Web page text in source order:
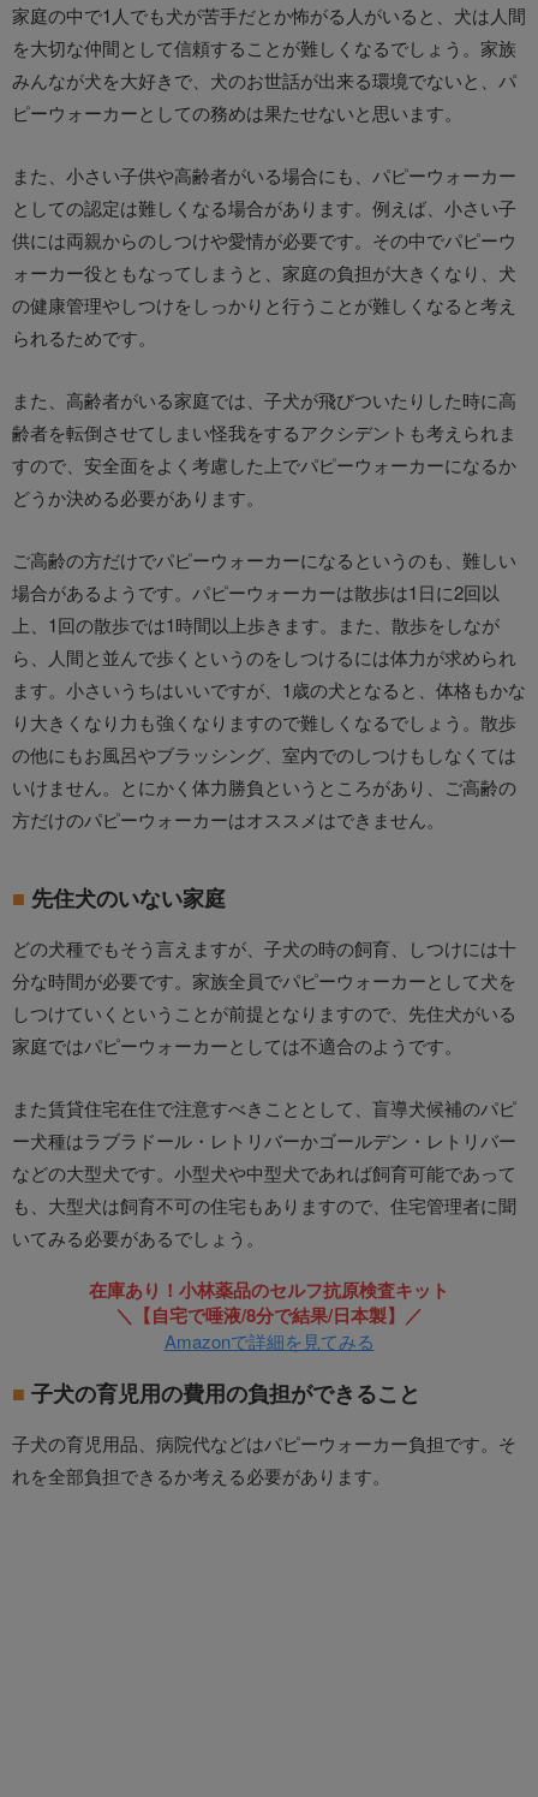
家庭の中で1人でも犬が苦手だとか怖がる人がいると、犬は人間
を大切な仲間として信頼することが難しくなるでしょう。家族
みんなが犬を大好きで、犬のお世話が出来る環境でないと、パ
ピーウォーカーとしての務めは果たせないと思います。
また、小さい子供や高齢者がいる場合にも、パピーウォーカー
としての認定は難しくなる場合があります。例えば、小さい子
供には両親からのしつけや愛情が必要です。その中でパピーウ
ォーカー役ともなってしまうと、家庭の負担が大きくなり、犬
の健康管理やしつけをしっかりと行うことが難しくなると考え
られるためです。
また、高齢者がいる家庭では、子犬が飛びついたりした時に高
齢者を転倒させてしまい怪我をするアクシデントも考えられま
すので、安全面をよく考慮した上でパピーウォーカーになるか
どうか決める必要があります。
ご高齢の方だけでパピーウォーカーになるというのも、難しい
場合があるようです。パピーウォーカーは散歩は1日に2回以
上、1回の散歩では1時間以上歩きます。また、散歩をしなが
ら、人間と並んで歩くというのをしつけるには体力が求められ
ます。小さいうちはいいですが、1歳の犬となると、体格もかな
り大きくなり力も強くなりますので難しくなるでしょう。散歩
の他にもお風呂やブラッシング、室内でのしつけもしなくては
いけません。とにかく体力勝負というところがあり、ご高齢の
方だけのパピーウォーカーはオススメはできません。
先住犬のいない家庭
どの犬種でもそう言えますが、子犬の時の飼育、しつけには十
分な時間が必要です。家族全員でパピーウォーカーとして犬を
しつけていくということが前提となりますので、先住犬がいる
家庭ではパピーウォーカーとしては不適合のようです。
また賃貸住宅在住で注意すべきこととして、盲導犬候補のパピ
ー犬種はラブラドール・レトリバーかゴールデン・レトリバー
などの大型犬です。小型犬や中型犬であれば飼育可能であって
も、大型犬は飼育不可の住宅もありますので、住宅管理者に聞
いてみる必要があるでしょう。
在庫あり！小林薬品のセルフ抗原検査キット
＼【自宅で唾液/8分で結果/日本製】／
Amazonで詳細を見てみる
子犬の育児用の費用の負担ができること
子犬の育児用品、病院代などはパピーウォーカー負担です。そ
れを全部負担できるか考える必要があります。